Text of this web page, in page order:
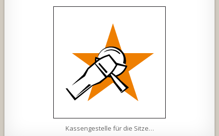
Kassengestelle für die Sitze…